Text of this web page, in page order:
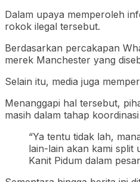
Dalam upaya memperoleh
rokok ilegal tersebut.
Berdasarkan percakapan
merek Manchester yang
Selain itu, media juga
Menanggapi hal tersebut,
masih dalam tahap
“Ya tentu tidak lah,
lain-lain akan kami split
Kanit Pidum dalam